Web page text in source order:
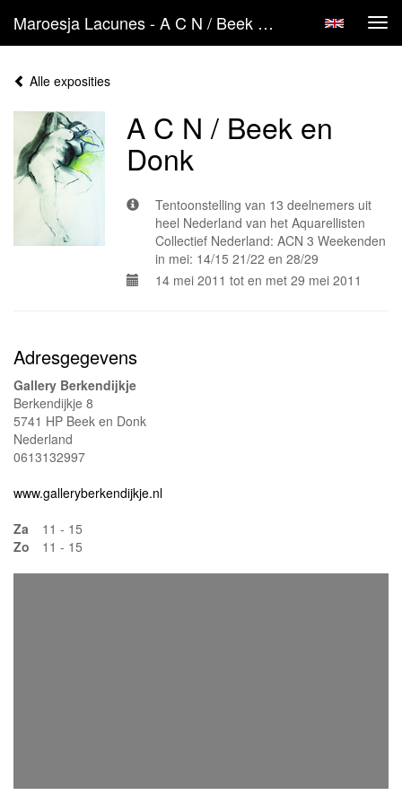
Maroesja Lacunes - A C N / Beek En Donk
Alle exposities
A C N / Beek en
Donk
Tentoonstelling van 13 deelnemers uit
heel Nederland van het Aquarellisten
Collectief Nederland: ACN 3 Weekenden
in mei: 14/15 21/22 en 28/29
14 mei 2011 tot en met 29 mei 2011
Adresgegevens
Gallery Berkendijkje
Berkendijkje 8
5741 HP Beek en Donk
Nederland
0613132997
www.galleryberkendijkje.nl
Za
11 - 15
Zo
11 - 15